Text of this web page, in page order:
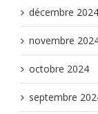
décembre 2024
novembre
octobre 2024
septembre